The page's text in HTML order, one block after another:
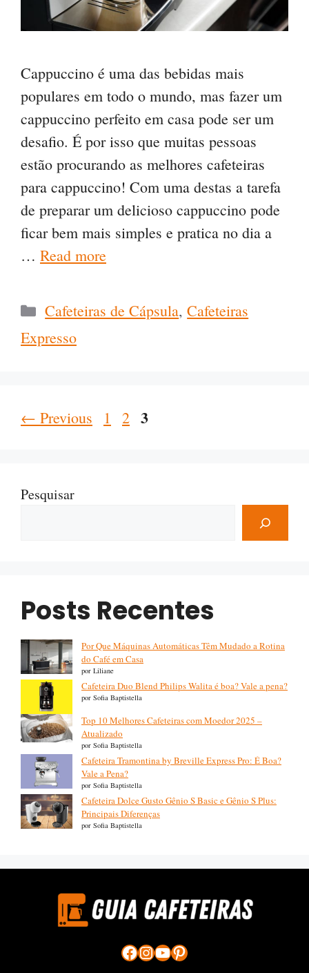
Cappuccino é uma das bebidas mais
populares em todo o mundo, mas fazer um
cappuccino perfeito em casa pode ser um
desafio. É por isso que muitas pessoas
estão procurando as melhores cafeteiras
para cappuccino! Com uma destas a tarefa
de preparar um delicioso cappuccino pode
ficar bem mais simples e pratica no dia a
… Read more
Categorias
Cafeteiras de Cápsula,Cafeteiras
Expresso
← Previous Page
1 Page
2 Page
3
Pesquisar
Posts Recentes
Por Que Máquinas Automáticas Têm Mudado a Rotina
do Café em Casa
por Liliane
Cafeteira Duo Blend Philips Walita é boa? Vale a pena?
por Sofia Baptistella
Top 10 Melhores Cafeteiras com Moedor 2025 –
Atualizado
por Sofia Baptistella
Cafeteira Tramontina by Breville Express Pro: É Boa?
Vale a Pena?
por Sofia Baptistella
Cafeteira Dolce Gusto Gênio S Basic e Gênio S Plus:
Principais Diferenças
por Sofia Baptistella
Facebook
Instagram
YouTube
Pinterest